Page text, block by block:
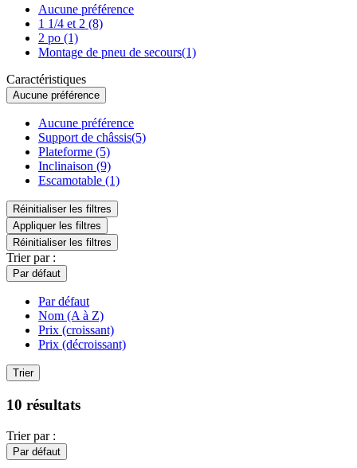
Aucune préférence
1 1/4 et 2 (8)
2 po (1)
Montage de pneu de secours(1)
Caractéristiques
Aucune préférence
Aucune préférence
Support de châssis(5)
Plateforme (5)
Inclinaison (9)
Escamotable (1)
Réinitialiser les filtres
Appliquer les filtres
Réinitialiser les filtres
Trier par :
Par défaut
Par défaut
Nom (A à Z)
Prix (croissant)
Prix (décroissant)
Trier
10 résultats
Trier par :
Par défaut